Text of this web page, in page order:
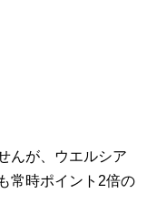
んが、ウエルシア
常時ポイント2倍の